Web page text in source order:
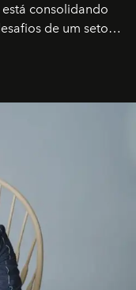
consolidando
de um setor